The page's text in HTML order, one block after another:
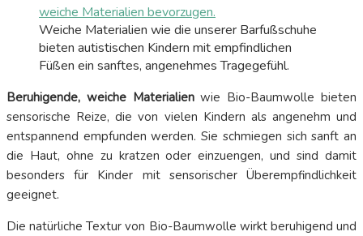
Weiche Materialien wie die unserer Barfußschuhe
bieten autistischen Kindern mit empfindlichen
Füßen ein sanftes, angenehmes Tragegefühl.
Beruhigende, weiche Materialienwie Bio-Baumwolle bieten
sensorische Reize, die von vielen Kindern als angenehm und
entspannend empfunden werden. Sie schmiegen sich sanft an
die Haut, ohne zu kratzen oder einzuengen, und sind damit
besonders für Kinder mit sensorischer Überempfindlichkeit
geeignet.
Die natürliche Textur von Bio-Baumwolle wirkt beruhigend und